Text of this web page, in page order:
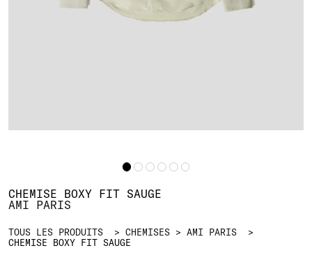
TOUS LES PRODUITS CHEMISES
AMI PARIS
CHEMISE BOXY FIT SAUGE
CHEMISE BOXY FIT SAUGE
AMI PARIS